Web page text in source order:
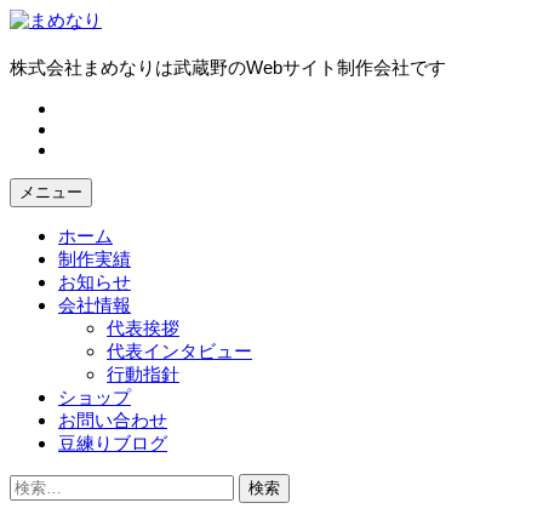
コ
テ
キ
ッ
株式会社まめなりは武蔵野のWebサイト制作会社です
メニュー
ホーム
制作実績
お知らせ
会社情報
代表挨拶
代表インタビュー
行動指針
ショップ
お問い合わせ
豆練りブログ
検
索: